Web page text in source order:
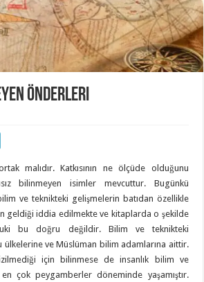
Önderleri
malıdır. Katkısının ne ölçüde olduğunu
bilinmeyen isimler mevcuttur. Bugünkü
ve teknikteki gelişmelerin batıdan özellikle
geldiği iddia edilmekte ve kitaplarda o şekilde
bu doğru değildir. Bilim ve teknikteki
ülkelerine ve Müslüman bilim adamlarına aittir.
için bilinmese de insanlık bilim ve
çok peygamberler döneminde yaşamıştır.